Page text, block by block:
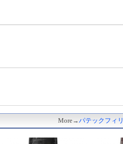
More→パテックフィ